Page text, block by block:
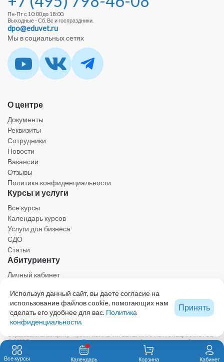
Пн-Пт с 10:00 до 18:00.
Выходные - Сб, Вс и госпраздники.
dpo@eduvet.ru
Мы в социальных сетях
О центре
Документы
Реквизиты
Сотрудники
Новости
Вакансии
Отзывы
Политика конфиденциальности
Курсы и услуги
Все курсы
Календарь курсов
Услуги для бизнеса
СДО
Статьи
Абитуриенту
Личный кабинет
Ресурсы
Техническая поддержка
© 2023 Все права защищены. При использовании любых материалов сайта,
включая графику и тексты, активная ссылка на eduvet.ru обязательна.
Автономная некоммерческая организация дополнительного профессионального
Все курсы Календарь Корзина Кабинет
Используя данный сайт, вы даете согласие на
использование файлов cookie, помогающих нам
сделать его удобнее для вас. Политика
конфиденциальности.
Принять